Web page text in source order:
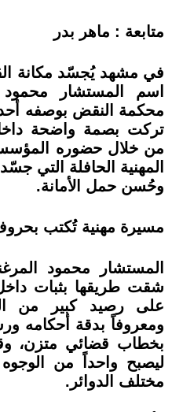
متابعة : ماهر بدر
في مشهد يُجسّد مكانة
اسم المستشار
محكمة النقض بوصفه أحد
تركت بصمة واضحة
من خلال حضوره
المهنية الحافلة التي
وحُسن حمل الأمانة.
مسيرة مهنية تُكتب
المستشار محمود
شقت طريقها بثبات
على رصيد كبير من
ومعروفاً بدقة أحكامه
بخطاب قضائي متزن،
ليصبح واحداً من
مختلف الدوائر.